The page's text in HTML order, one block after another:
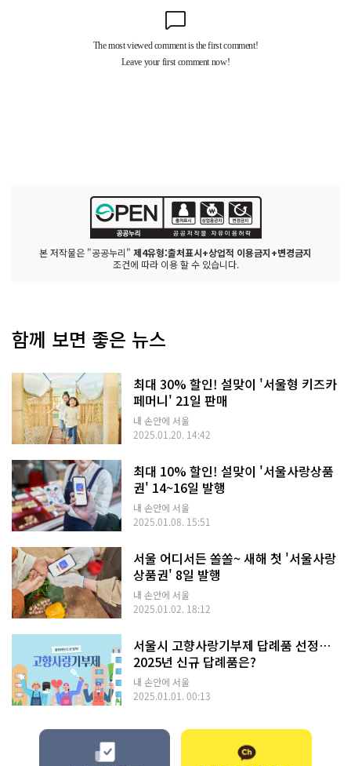
본 저작물은 "공공누리" 제4유형:출처표시+상업적 이용금지+변경금지
조건에 따라 이용 할 수 있습니다.
함께 보면 좋은 뉴스
최대 30% 할인! 설맞이 '서울형 키즈카
페머니' 21일 판매
내 손안에 서울
2025.01.20. 14:42
최대 10% 할인! 설맞이 '서울사랑상품
권' 14~16일 발행
내 손안에 서울
2025.01.08. 15:51
서울 어디서든 쏠쏠~ 새해 첫 '서울사랑
상품권' 8일 발행
내 손안에 서울
2025.01.02. 18:12
서울시 고향사랑기부제 답례품 선정…
2025년 신규 답례품은?
내 손안에 서울
2025.01.01. 00:13